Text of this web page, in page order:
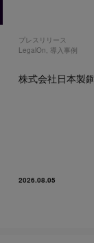
プレスリリース
LegalOn, 導入事例
株式会社日本製
2026.08.05